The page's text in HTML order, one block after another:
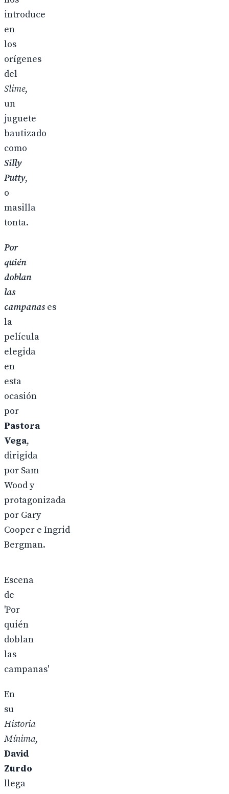
introduce
en
los
orígenes
del
Slime,
un
juguete
bautizado
como
Silly
Putty,
o
masilla
tonta.
Por
quién
doblan
las
campanases
la
película
elegida
en
esta
ocasión
por
Pastora
Vega,
dirigida
por Sam
Wood y
protagonizada
por Gary
Cooper e Ingrid
Bergman.
Escena
de
'Por
quién
doblan
las
campanas'
En
su
Historia
Mínima,
David
Zurdo
llega